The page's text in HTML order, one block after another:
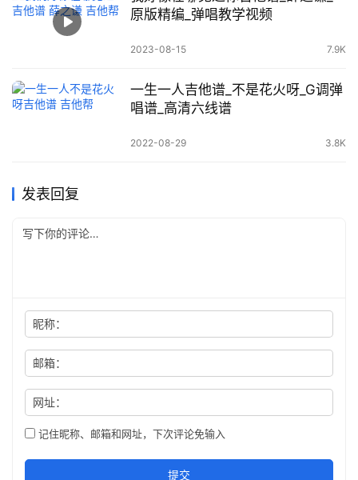
原版精编_弹唱教学视频
2023-08-15 7.9K
一生一人吉他谱_不是花火呀_G调弹
唱谱_高清六线谱
2022-08-29 3.8K
发表回复
昵称：
邮箱：
网址：
记住昵称、邮箱和网址，下次评论免输入
提交